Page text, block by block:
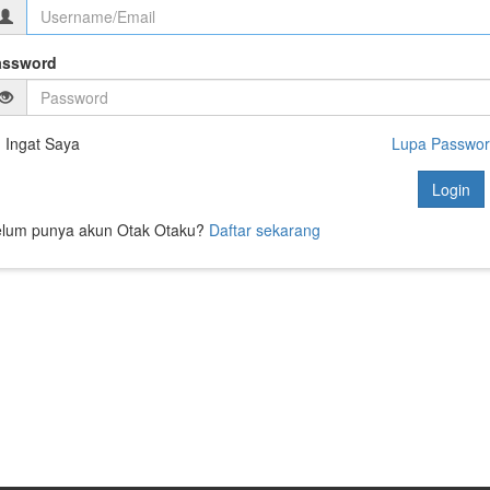
Ingat Saya Lupa
Login
punya akun Otak Otaku? Daftar sekarang